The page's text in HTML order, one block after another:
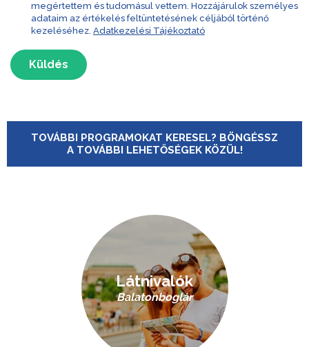
megértettem és tudomásul vettem. Hozzájárulok személyes
adataim az értékelés feltüntetésének céljából történő
kezeléséhez. Adatkezelési Tájékoztató
Küldés
TOVÁBBI PROGRAMOKAT KERESEL? BÖNGÉSSZ
A TOVÁBBI LEHETŐSÉGEK KÖZÜL!
Látnivalók
Balatonboglár